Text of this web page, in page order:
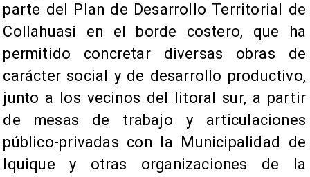
parte del Plan de Desarrollo Territorial de
Collahuasi en el borde costero, que ha
permitido concretar diversas obras de
carácter social y de desarrollo productivo,
junto a los vecinos del litoral sur, a partir
de mesas de trabajo y articulaciones
público-privadas con la Municipalidad de
Iquique y otras organizaciones de la